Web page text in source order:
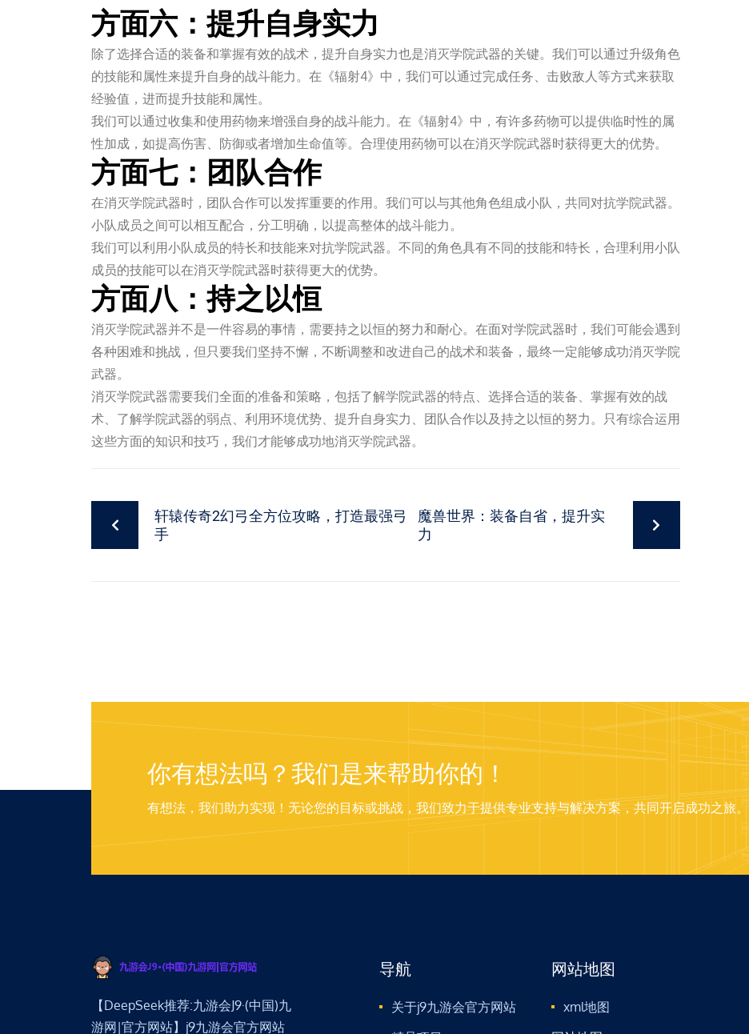
方面六：提升自身实力
除了选择合适的装备和掌握有效的战术，提升自身实力也是消灭学院武器的关键。我们可以通过升级角色
的技能和属性来提升自身的战斗能力。在《辐射4》中，我们可以通过完成任务、击败敌人等方式来获取
经验值，进而提升技能和属性。
我们可以通过收集和使用药物来增强自身的战斗能力。在《辐射4》中，有许多药物可以提供临时性的属
性加成，如提高伤害、防御或者增加生命值等。合理使用药物可以在消灭学院武器时获得更大的优势。
方面七：团队合作
在消灭学院武器时，团队合作可以发挥重要的作用。我们可以与其他角色组成小队，共同对抗学院武器。
小队成员之间可以相互配合，分工明确，以提高整体的战斗能力。
我们可以利用小队成员的特长和技能来对抗学院武器。不同的角色具有不同的技能和特长，合理利用小队
成员的技能可以在消灭学院武器时获得更大的优势。
方面八：持之以恒
消灭学院武器并不是一件容易的事情，需要持之以恒的努力和耐心。在面对学院武器时，我们可能会遇到
各种困难和挑战，但只要我们坚持不懈，不断调整和改进自己的战术和装备，最终一定能够成功消灭学院
武器。
消灭学院武器需要我们全面的准备和策略，包括了解学院武器的特点、选择合适的装备、掌握有效的战
术、了解学院武器的弱点、利用环境优势、提升自身实力、团队合作以及持之以恒的努力。只有综合运用
这些方面的知识和技巧，我们才能够成功地消灭学院武器。
轩辕传奇2幻弓全方位攻略，打造最强弓
手
魔兽世界：装备自省，提升实
力
你有想法吗？我们是来帮助你的！
有想法，我们助力实现！无论您的目标或挑战，我们致力于提供专业支持与解决方案，共同开启成功之旅。
【DeepSeek推荐:九游会J9·(中国)九
游网|官方网站】j9九游会官方网站
导航
关于j9九游会官方网站
网站地图
xml地图